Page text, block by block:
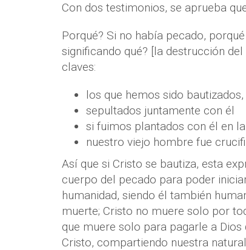
Con dos testimonios, se aprueba
Porqué? Si no había pecado,
significando qué? [la destrucción
claves:
los que hemos sido
sepultados juntamente con él
si fuimos plantados con él en
nuestro viejo hombre fue
Así que si Cristo se bautiza, esta
cuerpo del pecado para poder
humanidad, siendo él también
muerte; Cristo no muere solo por
que muere solo para pagarle a
Cristo, compartiendo nuestra